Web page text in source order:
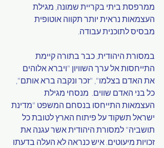
ממרפסת ביתי בקריית שמונה, מגילת
העצמאות נראית יותר תקווה אוטופית
מבסיס לתוכנית עבודה.
במסורת היהודית, כבר בתורה קיימת
התייחסות אל ערך השוויון "ויברא אלוהים
את האדם בצלמו", "זכר ונקבה ברא אותם",
כל בני האדם שווים.  מנסחי מגילת
העצמאות התייחסו בנסחם המשפט "מדינת
ישראל תשקוד על פיתוח הארץ לטובת כל
תושביה" למסורת היהודית אשר עגנה את
זכויות מיעוטים. איש כנראה לא העלה בדעתו